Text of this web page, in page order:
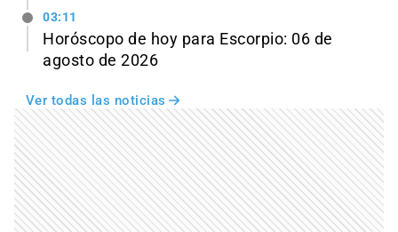
03:11
Horóscopo de hoy para Escorpio: 06 de
agosto de 2026
Ver todas las noticias